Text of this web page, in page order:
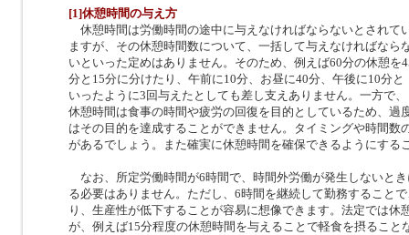
[1]休憩時間の与え方
休憩時間は労働時間の途中に与えなければならないとされて
ますが、その休憩時間数について、一括して与えなければなら
いといった定めはありません。そのため、例えば60分の休憩を
分と15分に分けたり、午前に10分、お昼に40分、午後に10分と
いったように3回与えたとしても差し支えありません。一方で、
休憩時間は食事の時間や疲労の回復を目的としているため、過
はその目的を達成することができません。タイミングや時間数
があるでしょう。また確実に休憩時間を確保できるようにする
なお、所定労働時間が6時間で、時間外労働が発生しないと
る必要はありません。ただし、6時間を継続して勤務すること
り、生産性が低下することが容易に想像できます。法定では休
が、例えば15分程度の休憩時間を与えることで軽食を摂ること